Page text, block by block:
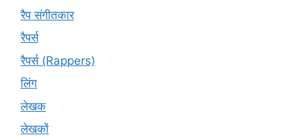
रैप संगीतकार
रैपर्स
रैपर्स (Rappers)
लिंग
लेखक
लेखकों